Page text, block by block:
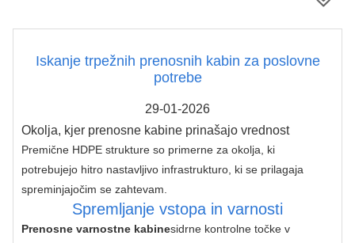
Iskanje trpežnih prenosnih kabin za poslovne
potrebe
29-01-2026
Okolja, kjer prenosne kabine prinašajo vrednost
Premične HDPE strukture so primerne za okolja, ki
potrebujejo hitro nastavljivo infrastrukturo, ki se prilagaja
spreminjajočim se zahtevam.
Spremljanje vstopa in varnosti
Prenosne varnostne kabinesidrne kontrolne točke v